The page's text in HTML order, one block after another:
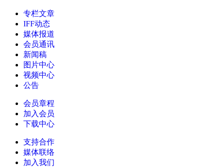
专栏文章
IFF动态
媒体报道
会员通讯
新闻稿
图片中心
视频中心
公告
会员章程
加入会员
下载中心
支持合作
媒体联络
加入我们